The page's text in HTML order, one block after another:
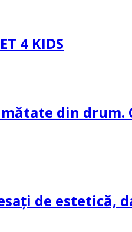
4 KIDS
din drum.
de estetică,